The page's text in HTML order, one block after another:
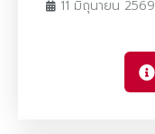
11 มิถุนายน 2569